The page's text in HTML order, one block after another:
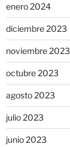
enero 2024
diciembre 2023
noviembre 2023
octubre 2023
agosto 2023
julio 2023
junio 2023